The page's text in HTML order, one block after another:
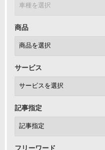
商品
サービス
記事指定
フリーワード